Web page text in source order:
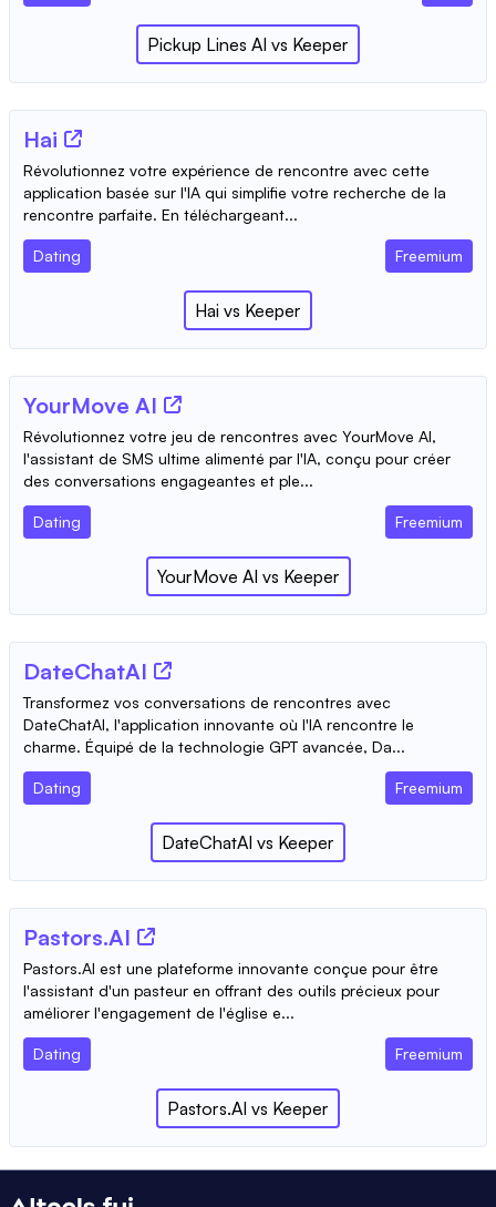
Pickup Lines AI vs Keeper
Hai
Révolutionnez votre expérience de rencontre avec cette
application basée sur l'IA qui simplifie votre recherche de la
rencontre parfaite. En téléchargeant...
Dating Freemium
Hai vs Keeper
YourMove AI
Révolutionnez votre jeu de rencontres avec YourMove AI,
l'assistant de SMS ultime alimenté par l'IA, conçu pour créer
des conversations engageantes et ple...
Dating Freemium
YourMove AI vs Keeper
DateChatAI
Transformez vos conversations de rencontres avec
DateChatAI, l'application innovante où l'IA rencontre le
charme. Équipé de la technologie GPT avancée, Da...
Dating Freemium
DateChatAI vs Keeper
Pastors.AI
Pastors.AI est une plateforme innovante conçue pour être
l'assistant d'un pasteur en offrant des outils précieux pour
améliorer l'engagement de l'église e...
Dating Freemium
Pastors.AI vs Keeper